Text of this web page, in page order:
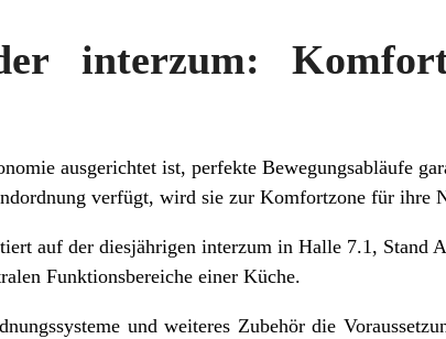
interzum:
ausgerichtet ist, perfekte Bewegungsabläufe
verfügt, wird sie zur Komfortzone für ihre
auf der diesjährigen interzum in Halle 7.1, Stand
Funktionsbereiche einer Küche.
und weiteres Zubehör die